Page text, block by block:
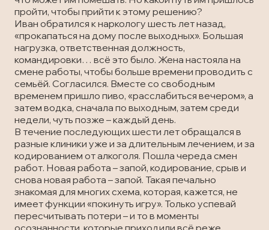
Запись на прием
Вызов врача
пройти, чтобы прийти к этому решению?
Иван обратился к наркологу шесть лет назад,
«прокапаться на дому после выходных». Большая
нагрузка, ответственная должность,
командировки… всё это было. Жена настояла на
смене работы, чтобы больше времени проводить с
семьёй. Согласился. Вместе со свободным
временем пришло пиво, «расслабиться вечером», а
затем водка, сначала по выходным, затем среди
недели, чуть позже – каждый день.
В течение последующих шести лет обращался в
разные клиники уже и за длительным лечением, и за
кодированием от алкоголя. Пошла череда смен
работ. Новая работа – запой, кодирование, срыв и
снова новая работа – запой. Такая печально
знакомая для многих схема, которая, кажется, не
имеет функции «покинуть игру». Только успевай
пересчитывать потери – и то в моменты
осознанности, которые приходили всё реже.